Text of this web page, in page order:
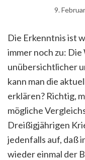
9.
Die Erkenntnis ist
immer noch zu:
unübersichtlicher
kann man die
erklären? Richtig,
mögliche
Dreißigjährigen
jedenfalls auf, daß
wieder einmal der